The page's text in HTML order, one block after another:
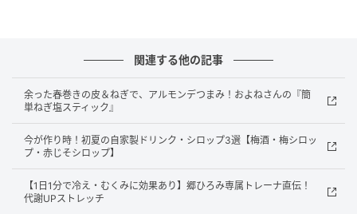
オレンジページnet
関連する他の記事
余った春巻きの皮＆ねぎで、アルモンデつまみ！およねさんの『簡
単ねぎ塩スティック』
今が作り時！初夏の自家製ドリンク・シロップ3選【梅酒・梅シロッ
プ・赤じそシロップ】
【1日1分で冷え・むくみに効果あり】郷ひろみ専属トレーナ直伝！
代謝UPストレッチ